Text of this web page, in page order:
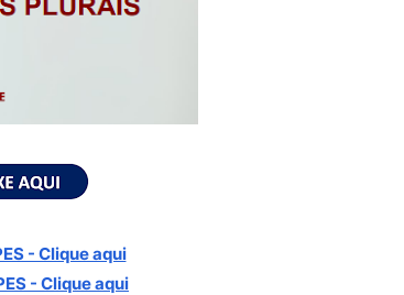
- Clique aqui
- Clique aqui